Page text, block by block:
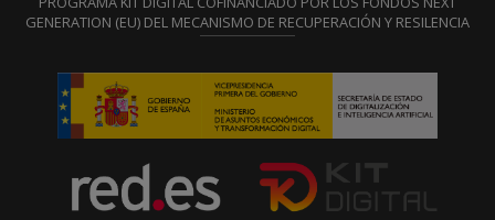
GENERATION (EU) DEL MECANISMO DE RECUPERACIÓN Y RESILENCIA